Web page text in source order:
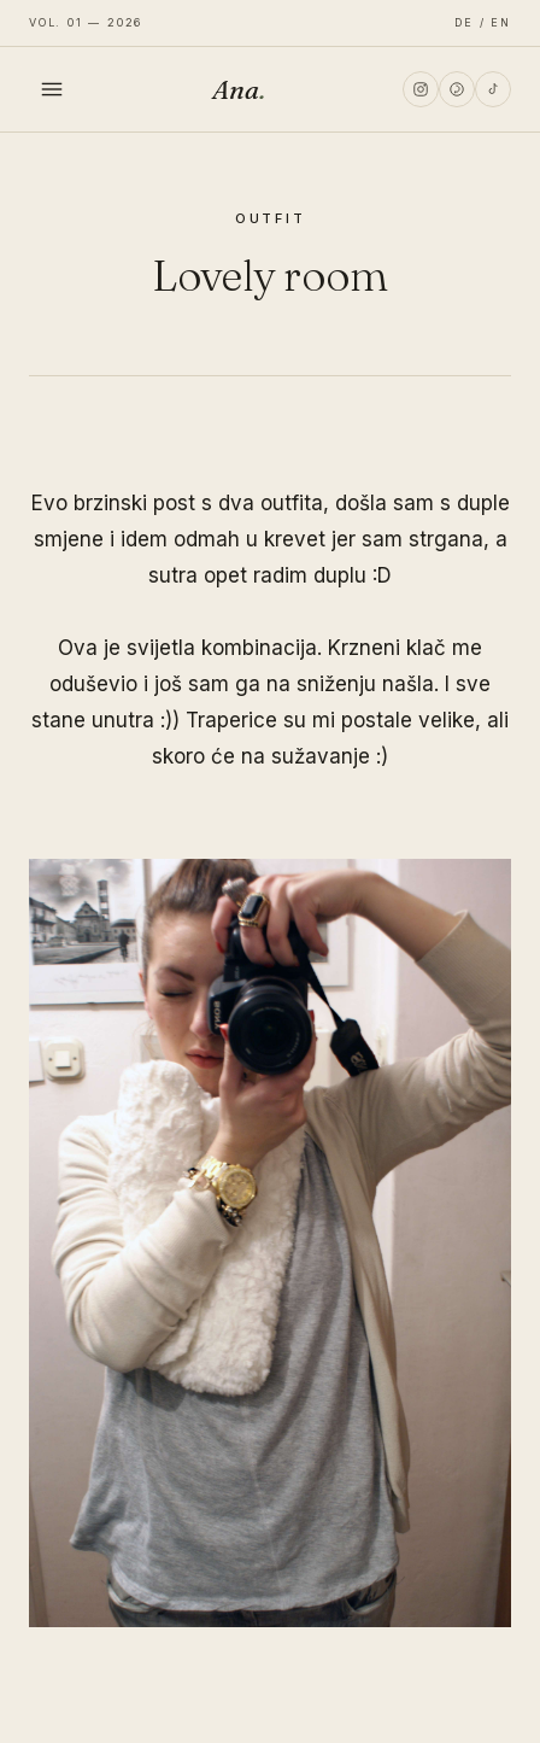
VOL. 01 — 2026 DE / EN
Ana.
OUTFIT
Lovely room
Evo brzinski post s dva outfita, došla sam s duple
smjene i idem odmah u krevet jer sam strgana, a
sutra opet radim duplu :D
Ova je svijetla kombinacija. Krzneni klač me
oduševio i još sam ga na sniženju našla. I sve
stane unutra :)) Traperice su mi postale velike, ali
skoro će na sužavanje :)